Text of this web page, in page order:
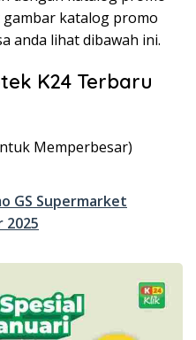
katalog promo
anda lihat dibawah ini.
K24 Terbaru
Memperbesar)
GS Supermarket
2025